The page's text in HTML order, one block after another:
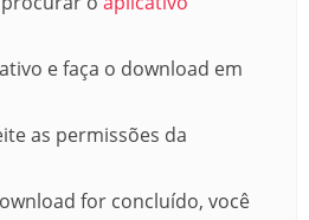
e faça o download em
as permissões da
for concluído, você